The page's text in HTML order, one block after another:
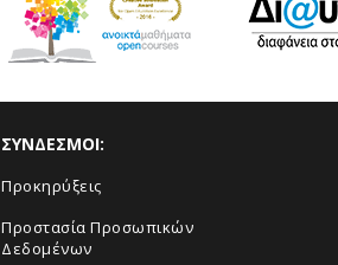
ΣΥΝΔΕΣΜΟΙ:
Προκηρύξεις
Προστασία Προσωπικών
Δεδομένων